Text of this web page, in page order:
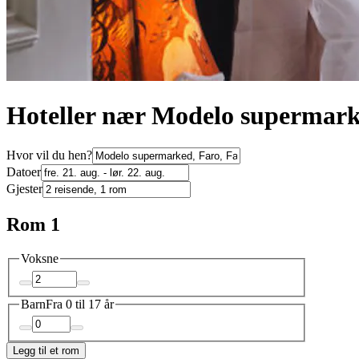
Hoteller nær Modelo
Hvor vil du hen?
Datoer
Gjester
Rom 1
Voksne
BarnFra 0 til 17 år
Legg til et rom